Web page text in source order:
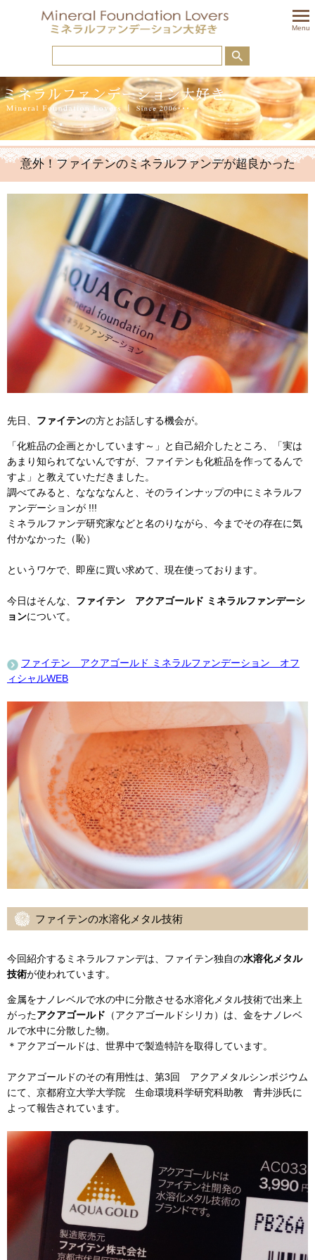
Menu
意外！ファイテンのミネラルファンデが超良かった
先日、 ファイテンの方とお話しする機会が。
「化粧品の企画とかしています～」と自己紹介したところ、「実は
あまり知られてないんですが、ファイテンも化粧品を作ってるんで
すよ」と教えていただきました。
調べてみると、ななななんと、そのラインナップの中にミネラルフ
ァンデーションが !!!
ミネラルファンデ研究家などと名のりながら、今までその存在に気
付かなかった（恥）
というワケで、即座に買い求めて、現在使っております。
今日はそんな、 ファイテン アクアゴールド ミネラルファンデーシ
ョンについて。
ファイテン アクアゴールド ミネラルファンデーション オフ
ィシャルWEB
ファイテンの水溶化メタル技術
今回紹介するミネラルファンデは、ファイテン独自の水溶化メタル
技術が使われています。
金属をナノレベルで水の中に分散させる水溶化メタル技術で出来上
がったアクアゴールド （アクアゴールドシリカ）は、金をナノレベ
ルで水中に分散した物。
＊アクアゴールドは、世界中で製造特許を取得しています。
アクアゴールドのその有用性は、第3回 アクアメタルシンポジウム
にて、京都府立大学大学院 生命環境科学研究科助教 青井渉氏に
よって報告されています。